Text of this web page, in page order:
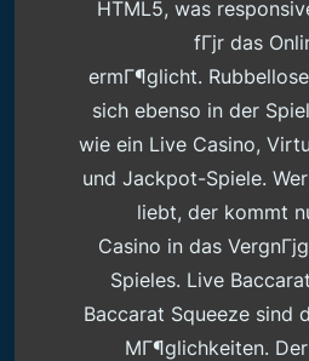
HTML5, was
fГјr das
ermГ¶glicht.
sich ebenso in der
wie ein Live Casino,
und Jackpot-Spiele.
liebt, der kommt
Casino in das
Spieles. Live
Baccarat Squeeze sind
MГ¶glichkeiten.